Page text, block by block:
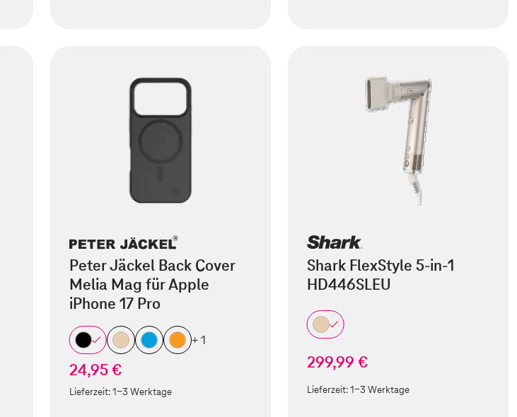
Peter Jäckel Back Cover
Melia Mag für Apple
iPhone 17 Pro
+ 1
24,95 €
Lieferzeit:1-3 Werktage
Shark FlexStyle 5-in-1
HD446SLEU
299,99 €
Lieferzeit:1-3 Werktage